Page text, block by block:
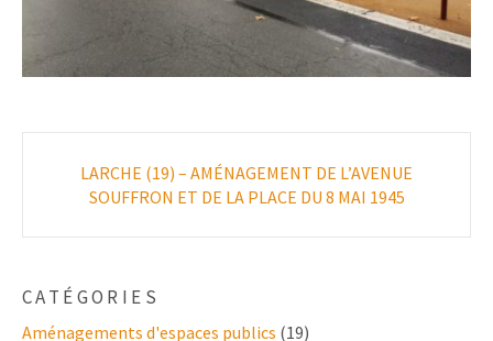
navigation
LARCHE (19) – AMÉNAGEMENT DE L’AVENUE
SOUFFRON ET DE LA PLACE DU 8 MAI 1945
CATÉGORIES
Aménagements d'espaces publics (19)